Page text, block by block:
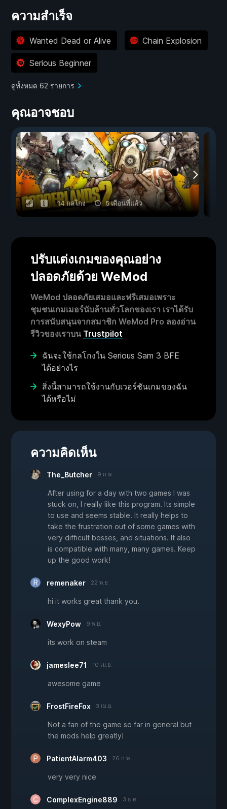
ความสำเร็จ
Wanted Dead or Alive Chain Explosion
Serious Beginner
ดูทั้งหมด 62 รายการ
คุณอาจชอบ
14 กลโกง 5 เดือนที่แล้ว
ปรับแต่งเกมของคุณอย่าง
ปลอดภัยด้วย WeMod
WeMod ปลอดภัยเสมอและฟรีเสมอเพราะ
ชุมชนเกมเมอร์นับล้านทั่วโลกของเรา เราได้รับ
การสนับสนุนจากสมาชิก WeMod Pro ลองอ่าน
รีวิวของเราบน Trustpilot
ฉันจะใช้กลโกงใน Serious Sam 3 BFE
ได้อย่างไร
สิ่งนี้สามารถใช้งานกับเวอร์ชันเกมของฉัน
ได้หรือไม่
ความคิดเห็น
The_Butcher 9 ก.พ.
After using for a day with two games I was
stuck on, I really like this program. Its simple
to use and seems stable. It really helps to
take the frustration out of some games with
very difficult bosses, and situations. It also
is compatible with many, many games. Keep
up the good work!
remenaker 22 พ.ย.
hi it works great thank you.
WexyPow 9 พ.ย.
its work on steam
jameslee71 10 เม.ย.
awesome game
FrostFireFox 3 เม.ย.
Not a fan of the game so far in general but
the mods help greatly!
PatientAlarm403 26 ก.พ.
very very nice
ComplexEngine889 3 ธ.ค.